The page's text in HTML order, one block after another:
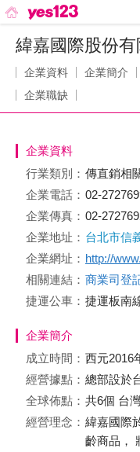
緯嘉國際股份有
企業資料 企業簡介
企業職缺
企業資料
行業類別： 傳直銷相
企業電話： 02-
企業傳真： 02-
企業地址： 台北市信
企業網址： http://
相關連結： 商業司登
捷運公車： 捷運板南
企業簡介
成立時間： 西元2016
經營據點： 總部設於
全球佈點： 共6個 台
經營理念： 緯嘉國際
齡商品，